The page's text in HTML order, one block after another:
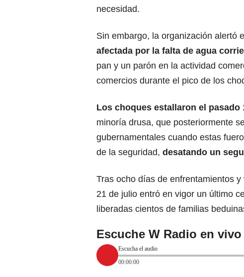
necesidad.
Sin embargo, la organización alertó
afectada por la falta de agua
pan y un parón en la actividad
comercios durante el pico de los
Los choques estallaron el pasado
minoría drusa, que posteriormente
gubernamentales cuando estas
de la seguridad, desatando un
Tras ocho días de enfrentamientos
21 de julio entró en vigor un último
liberadas cientos de familias
Escuche W Radio en
Escucha el audio
00:00:00